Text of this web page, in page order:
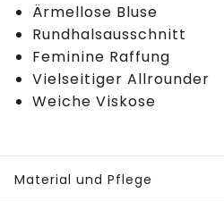
Ärmellose Bluse
Rundhalsausschnitt
Feminine Raffung
Vielseitiger Allrounder
Weiche Viskose
Material und Pflege